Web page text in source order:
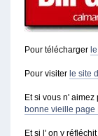
Pour télécharger
Pour visiter le site
Et si vous n'
bonne vieille page
Et si l' on y